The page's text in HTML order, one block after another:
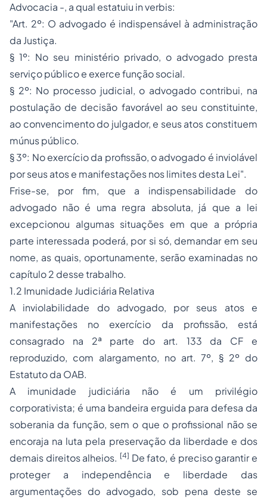
Advocacia -, a qual estatuiu in verbis:
"Art. 2º: O advogado é indispensável à administração
da Justiça.
§ 1º: No seu ministério privado, o advogado presta
serviço público e exerce função social.
§ 2º: No processo judicial, o advogado contribui, na
postulação de decisão favorável ao seu constituinte,
ao convencimento do julgador, e seus atos constituem
múnus público.
§ 3º: No exercício da profissão, o advogado é inviolável
por seus atos e manifestações nos limites desta Lei".
Frise-se, por fim, que a indispensabilidade do
advogado não é uma regra absoluta, já que a lei
excepcionou algumas situações em que a própria
parte interessada poderá, por si só, demandar em seu
nome, as quais, oportunamente, serão examinadas no
capítulo 2 desse trabalho.
1.2 Imunidade Judiciária Relativa
A inviolabilidade do advogado, por seus atos e
manifestações no exercício da profissão, está
consagrado na 2ª parte do art. 133 da CF e
reproduzido, com alargamento, no art. 7º, § 2º do
Estatuto da OAB.
A imunidade judiciária não é um privilégio
corporativista; é uma bandeira erguida para defesa da
soberania da função, sem o que o profissional não se
encoraja na luta pela preservação da liberdade e dos
demais direitos alheios. [4] De fato, é preciso garantir e
proteger a independência e liberdade das
argumentações do advogado, sob pena deste se